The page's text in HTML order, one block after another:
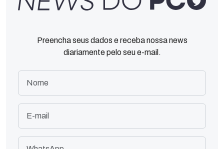
Preencha seus dados e receba nossa news
diariamente pelo seu e-mail.